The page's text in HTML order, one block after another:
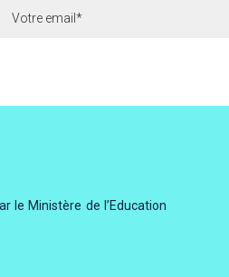
le Ministère de l’Education